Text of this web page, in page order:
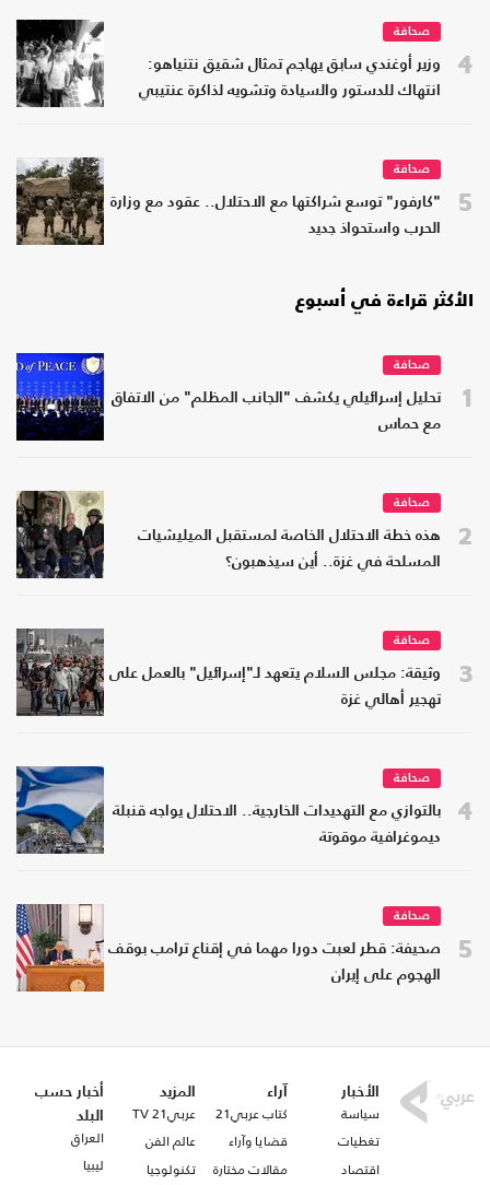
4
صحافة
وزير أوغندي سابق يهاجم تمثال شقيق نتنياهو:
انتهاك للدستور والسيادة وتشويه لذاكرة عنتيبي
5
صحافة
"كارفور" توسع شراكتها مع الاحتلال.. عقود مع وزارة
الحرب واستحواذ جديد
الأكثر قراءة في أسبوع
1
صحافة
تحليل إسرائيلي يكشف "الجانب المظلم" من الاتفاق
مع حماس
2
صحافة
هذه خطة الاحتلال الخاصة لمستقبل الميليشيات
المسلحة في غزة.. أين سيذهبون؟
3
صحافة
وثيقة: مجلس السلام يتعهد لـ"إسرائيل" بالعمل على
تهجير أهالي غزة
4
صحافة
بالتوازي مع التهديدات الخارجية.. الاحتلال يواجه قنبلة
ديموغرافية موقوتة
5
صحافة
صحيفة: قطر لعبت دورا مهما في إقناع ترامب بوقف
الهجوم على إيران
الأخبار
سياسة
تغطيات
اقتصاد
آراء
كتاب عربي21
قضايا وآراء
مقالات مختارة
المزيد
عربي21 TV
عالم الفن
تكنولوجيا
أخبار حسب
البلد
العراق
ليبيا